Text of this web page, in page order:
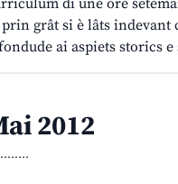
di une ore
grât si è lâts indevant
ai aspiets storics
2012